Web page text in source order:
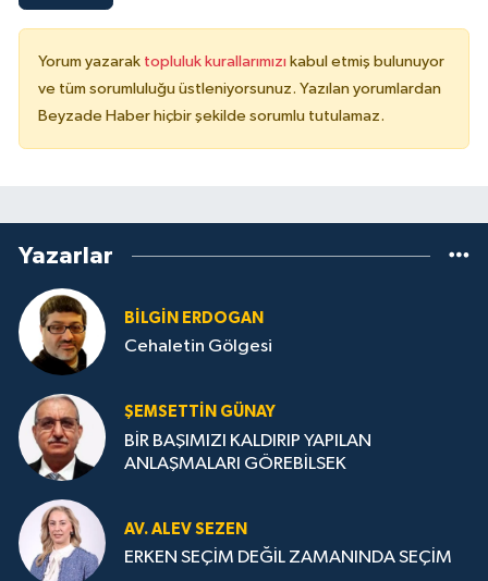
Yorum yazarak topluluk kurallarımızı kabul etmiş bulunuyor
ve tüm sorumluluğu üstleniyorsunuz. Yazılan yorumlardan
Beyzade Haber hiçbir şekilde sorumlu tutulamaz.
Yazarlar
BILGIN ERDOGAN
Cehaletin Gölgesi
ŞEMSETTIN GÜNAY
BİR BAŞIMIZI KALDIRIP YAPILAN
ANLAŞMALARI GÖREBİLSEK
AV. ALEV SEZEN
ERKEN SEÇİM DEĞİL ZAMANINDA SEÇİM